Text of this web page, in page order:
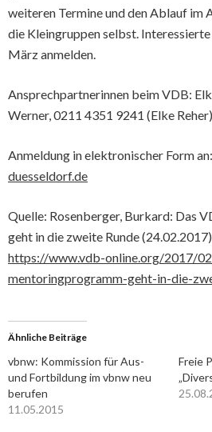
weiteren Termine und den Ablauf im
die Kleingruppen selbst.
März anmelden.
Ansprechpartnerinnen beim VDB:
Werner, 0211 4351 9241 (Elke Reher)
Anmeldung in elektronischer Form an:
duesseldorf.de
Quelle: Rosenberger, Burkard: Das
geht in die zweite Runde
https://www.vdb-online.org/2017/
mentoringprogramm-geht-in-die-
Ähnliche Beiträge
vbnw: Kommission für Aus-
und Fortbildung im vbnw neu
berufen
11.05.2015
Freie